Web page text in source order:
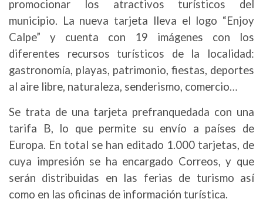
promocionar los atractivos turísticos del
municipio. La nueva tarjeta lleva el logo “Enjoy
Calpe” y cuenta con 19 imágenes con los
diferentes recursos turísticos de la localidad:
gastronomía, playas, patrimonio, fiestas, deportes
al aire libre, naturaleza, senderismo, comercio…
Se trata de una tarjeta prefranquedada con una
tarifa B, lo que permite su envío a países de
Europa. En total se han editado 1.000 tarjetas, de
cuya impresión se ha encargado Correos, y que
serán distribuidas en las ferias de turismo así
como en las oficinas de información turística.